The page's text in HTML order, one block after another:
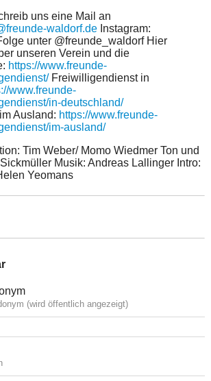
uns eine Mail an
waldorf.deInstagram:
unter @freunde_waldorf Hier
unseren Verein und die
https://www.freunde-
Freiwilligendienst in
www.freunde-
in-deutschland/
Ausland: https://www.freunde-
im-ausland/
Tim Weber/ Momo Wiedmer Ton und
Musik: Andreas Lallinger Intro:
Yeomans
(wird öffentlich angezeigt)